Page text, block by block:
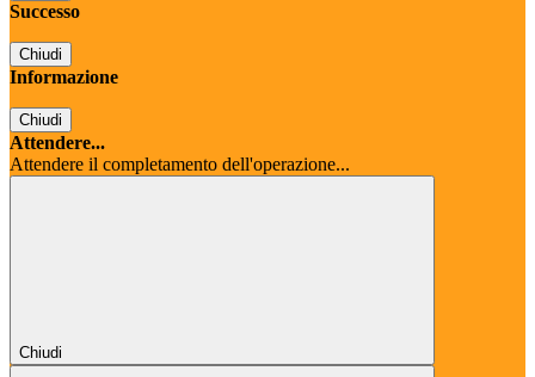
Successo
Chiudi
Informazione
Chiudi
Attendere...
Attendere il completamento dell'operazione...
Chiudi